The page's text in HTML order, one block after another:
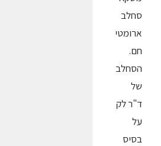
סחלב
ארומטי
חם.
הסחלב
של
ד"ר לק
על
בסיס